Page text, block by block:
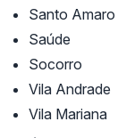
Santo Amaro
Saúde
Socorro
Vila Andrade
Vila Mariana